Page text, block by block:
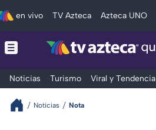
en vivo TV Azteca Azteca UNO
Noticias Turismo Viral y Tendencia
Noticias Nota